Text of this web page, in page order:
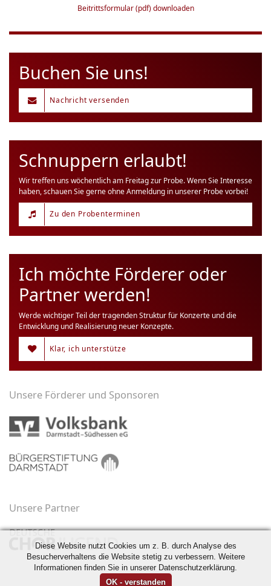
Beitrittsformular (pdf) downloaden
Buchen Sie uns!
Nachricht versenden
Schnuppern erlaubt!
Wir treffen uns wöchentlich am Freitag zur Probe. Wenn Sie Interesse
haben, schauen Sie gerne ohne Anmeldung in unserer Probe vorbei!
Zu den Probenterminen
Ich möchte Förderer oder
Partner werden!
Werde wichtiger Teil der tragenden Struktur für Konzerte und die
Entwicklung und Realisierung neuer Konzepte.
Klar, ich unterstütze
Unsere Förderer und Sponsoren
Unsere Partner
Diese Website nutzt Cookies um z. B. durch Analyse des
Besucherverhaltens die Website stetig zu verbessern. Weitere
Informationen finden Sie in unserer Datenschutzerklärung.